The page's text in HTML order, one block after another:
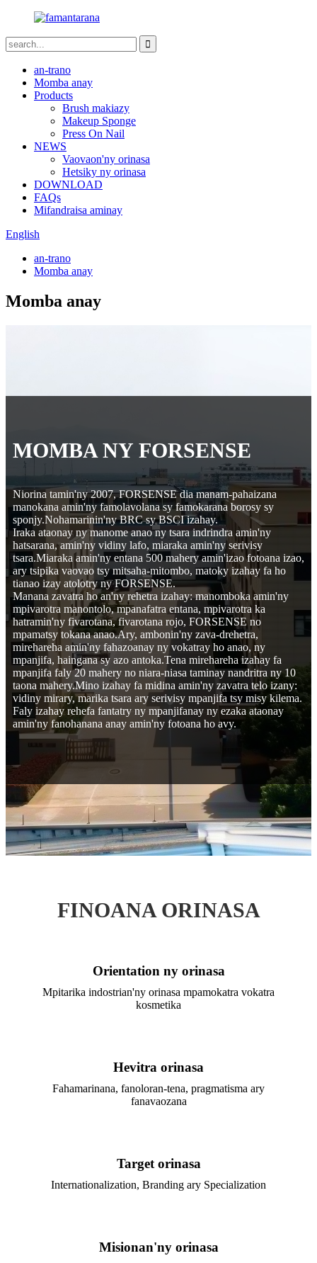
an-trano
Momba anay
Products
Brush makiazy
Makeup Sponge
Press On Nail
NEWS
Vaovaon'ny orinasa
Hetsiky ny orinasa
DOWNLOAD
FAQs
Mifandraisa aminay
English
an-trano
Momba anay
Momba anay
MOMBA NY FORSENSE
Niorina tamin'ny 2007, FORSENSE dia manam-pahaizana
manokana amin'ny famolavolana sy famokarana borosy sy
sponjy.Nohamarinin'ny BRC sy BSCI izahay.
Iraka ataonay ny manome anao ny tsara indrindra amin'ny
hatsarana, amin'ny vidiny lafo, miaraka amin'ny serivisy
tsara.Miaraka amin'ny entana 500 mahery amin'izao fotoana izao,
ary tsipika vaovao tsy mitsaha-mitombo, matoky izahay fa ho
tianao izay atolotry ny FORSENSE.
Manana zavatra ho an'ny rehetra izahay: manomboka amin'ny
mpivarotra manontolo, mpanafatra entana, mpivarotra ka
hatramin'ny fivarotana, fivarotana rojo, FORSENSE no
mpamatsy tokana anao.Ary, ambonin'ny zava-drehetra,
mirehareha amin'ny fahazoanay ny vokatray ho anao, ny
mpanjifa, haingana sy azo antoka.Tena mirehareha izahay fa
mpanjifa faly 20 mahery no niara-niasa taminay nandritra ny 10
taona mahery.Mino izahay fa midina amin'ny zavatra telo izany:
vidiny mirary, marika tsara ary serivisy mpanjifa tsy misy kilema.
Faly izahay rehefa fantatry ny mpanjifanay ny ezaka ataonay
amin'ny fanohanana anay amin'ny fotoana ho avy.
FINOANA ORINASA
Orientation ny orinasa
Mpitarika indostrian'ny orinasa mpamokatra vokatra
kosmetika
Hevitra orinasa
Fahamarinana, fanoloran-tena, pragmatisma ary
fanavaozana
Target orinasa
Internationalization, Branding ary Specialization
Misionan'ny orinasa